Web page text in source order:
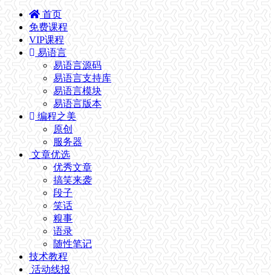
首页
免费课程
VIP课程
易语言
易语言源码
易语言支持库
易语言模块
易语言版本
编程之美
原创
服务器
文章优选
优秀文章
搞笑来袭
段子
笑话
糗事
语录
随性笔记
技术教程
活动线报